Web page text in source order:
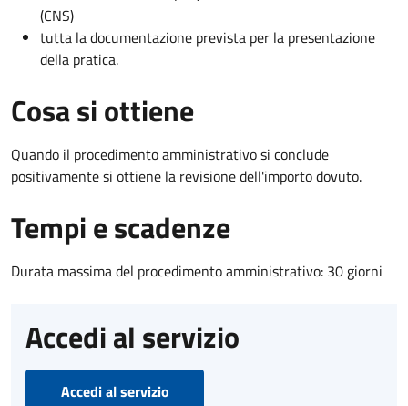
(CNS)
tutta la documentazione prevista per la presentazione
della pratica.
Cosa si ottiene
Quando il procedimento amministrativo si conclude
positivamente si ottiene la revisione dell'importo dovuto.
Tempi e scadenze
Durata massima del procedimento amministrativo: 30 giorni
Accedi al servizio
Accedi al servizio